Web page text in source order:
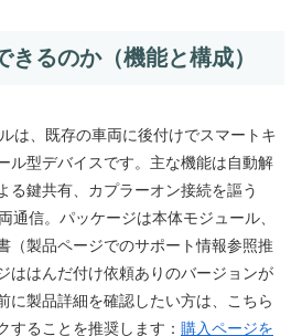
きるのか（機能と構成）
は、既存の車両に後付けでスマートキ
ル型デバイスです。主な機能は自動解
る鍵共有、カプラーオン接続を謳う
通信。パッケージは本体モジュール、
（製品ページでのサポート情報参照推
ははんだ付け依頼ありのバージョンが
に製品詳細を確認したい方は、こちら
することを推奨します： 購入ページを